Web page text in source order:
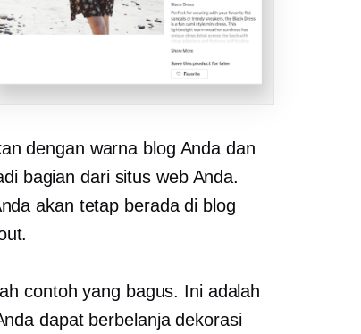
dengan warna blog Anda dan
bagian dari situs web Anda.
akan tetap berada di blog
contoh yang bagus. Ini adalah
dapat berbelanja dekorasi